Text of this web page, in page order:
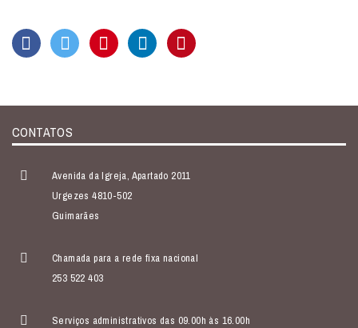
CONTATOS
Avenida da Igreja, Apartado 2011
Urgezes 4810-502
Guimarães
Chamada para a rede fixa nacional
253 522 403
Serviços administrativos das 09.00h às 16.00h